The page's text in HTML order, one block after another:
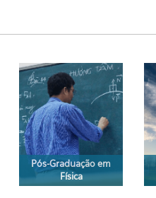
Pós-Graduação em
Física